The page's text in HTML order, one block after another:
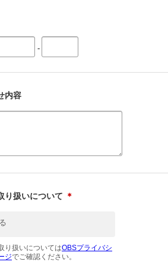
-
内容
り扱いについて ＊
り扱いについてはOBSプライバシ
ジでご確認ください。